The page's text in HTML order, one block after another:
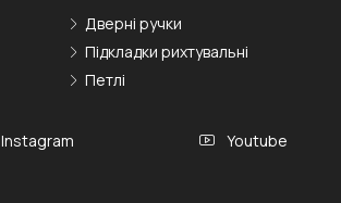
Дверні ручки
Підкладки рихтувальні
Петлі
Instagram Youtube